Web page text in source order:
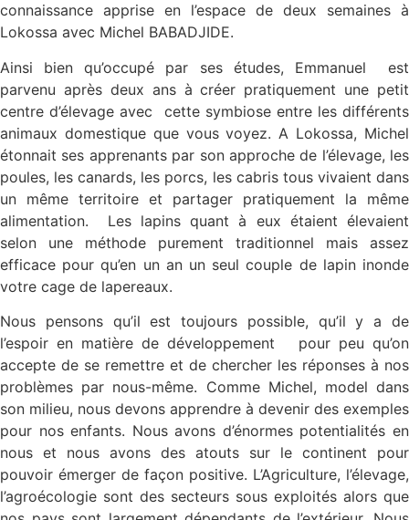
connaissance apprise en l’espace de deux semaines à
Lokossa avec Michel BABADJIDE.
Ainsi bien qu’occupé par ses études, Emmanuel est
parvenu après deux ans à créer pratiquement une petit
centre d’élevage avec cette symbiose entre les différents
animaux domestique que vous voyez. A Lokossa, Michel
étonnait ses apprenants par son approche de l’élevage, les
poules, les canards, les porcs, les cabris tous vivaient dans
un même territoire et partager pratiquement la même
alimentation. Les lapins quant à eux étaient élevaient
selon une méthode purement traditionnel mais assez
efficace pour qu’en un an un seul couple de lapin inonde
votre cage de lapereaux.
Nous pensons qu’il est toujours possible, qu’il y a de
l’espoir en matière de développement pour peu qu’on
accepte de se remettre et de chercher les réponses à nos
problèmes par nous-même. Comme Michel, model dans
son milieu, nous devons apprendre à devenir des exemples
pour nos enfants. Nous avons d’énormes potentialités en
nous et nous avons des atouts sur le continent pour
pouvoir émerger de façon positive. L’Agriculture, l’élevage,
l’agroécologie sont des secteurs sous exploités alors que